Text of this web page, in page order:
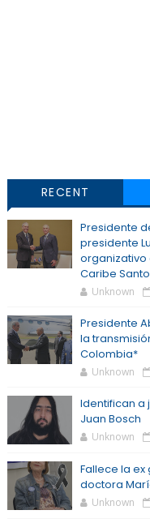
RECENT
Presidente
presidente
organizativo
Caribe
Unknown
Presidente
la
Colombia*
Unknown
Identifican a
Juan Bosch
Unknown
Fallece la
doctora
Unknown